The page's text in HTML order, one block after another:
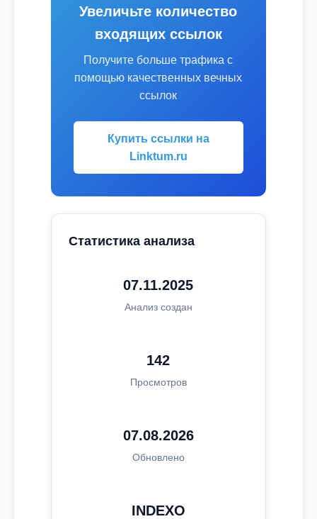
Увеличьте количество
входящих ссылок
Получите больше трафика с
помощью качественных вечных
ссылок
Купить ссылки на
Linktum.ru
Статистика анализа
07.11.2025
Анализ создан
142
Просмотров
07.08.2026
Обновлено
INDEXO